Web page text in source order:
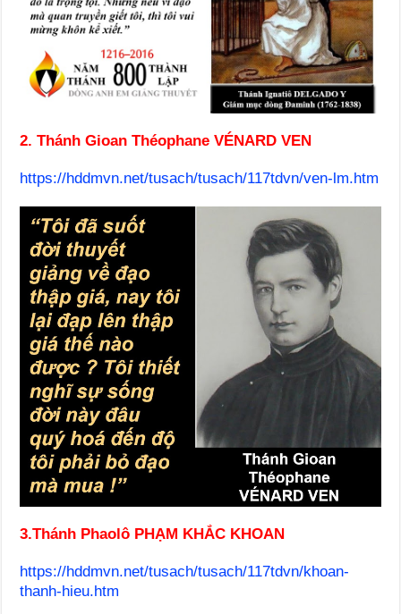
2. Thánh Gioan Théophane VÉNARD VEN
https://hddmvn.net/tusach/tusach/117tdvn/ven-lm.htm
3.Thánh Phaolô PHẠM KHẮC KHOAN
https://hddmvn.net/tusach/tusach/117tdvn/khoan-
thanh-hieu.htm